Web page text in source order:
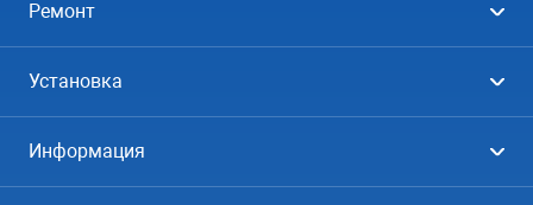
Ремонт
Посудомоечные машины
Установка
Информация